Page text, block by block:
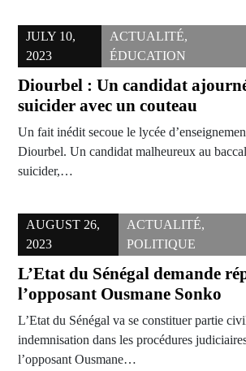
JULY 10,
2023
ACTUALITÉ,
ÉDUCATION
Diourbel : Un candidat
suicider avec un couteau
Un fait inédit secoue le lycée
Diourbel. Un candidat malheureux au
suicider,…
AUGUST 26,
2023
ACTUALITÉ,
POLITIQUE
L’Etat du Sénégal demande
l’opposant Ousmane Sonko
L’Etat du Sénégal va se constituer partie
indemnisation dans les procédures
l’opposant Ousmane…